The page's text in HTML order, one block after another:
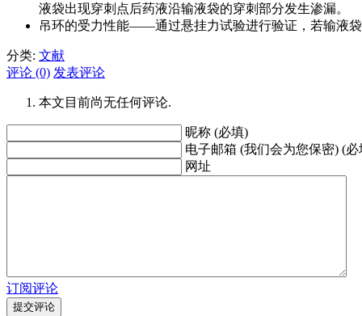
液袋出现穿刺点后药液沿输液袋的穿刺部分发生渗漏。
吊环的受力性能——通过悬挂力试验进行验证，若输液
分类: 文献
评论 (0) 发表评论
本文目前尚无任何评论.
昵称 (必填)
电子邮箱 (我们会为您保密) (必
网址
订阅评论